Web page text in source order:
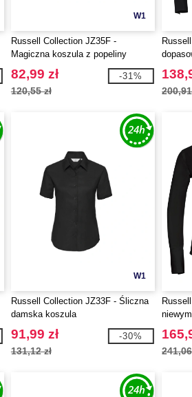
W1
Russell Collection JZ35F -
Magiczna koszula z popeliny
82,99 zł
120,55 zł
-31%
200,91
W1
Russell Collection JZ33F - Śliczna
damska koszula
91,99 zł
131,12 zł
-30%
241,06